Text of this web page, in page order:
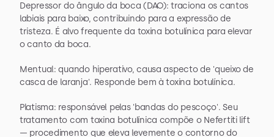
Depressor do ângulo da boca (DAO): traciona os cantos
labiais para baixo, contribuindo para a expressão de
tristeza. É alvo frequente da toxina botulínica para elevar
o canto da boca.
Mentual: quando hiperativo, causa aspecto de 'queixo de
casca de laranja'. Responde bem à toxina botulínica.
Platisma: responsável pelas 'bandas do pescoço'. Seu
tratamento com toxina botulínica compõe o Nefertiti lift
— procedimento que eleva levemente o contorno do